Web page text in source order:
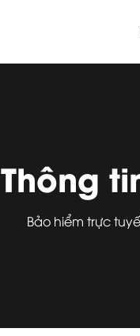
Thông
Bảo hiểm trực